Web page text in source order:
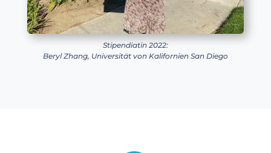
Stipendiatin 2022:
Beryl Zhang, Universität von Kalifornien San Diego